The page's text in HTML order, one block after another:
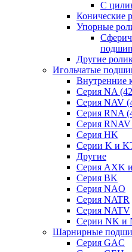
С
Конические
Упорные
Другие
Игольчатые
Внутренние
Серия NA
Серия NAV
Серия RNA
Серия RNAV
Серия HK
Серии K и
Другие
Серия AXK
Серия BK
Серия NAO
Серия NATR
Серия NATV
Серии NK и
Шарнирные
Серия GAC